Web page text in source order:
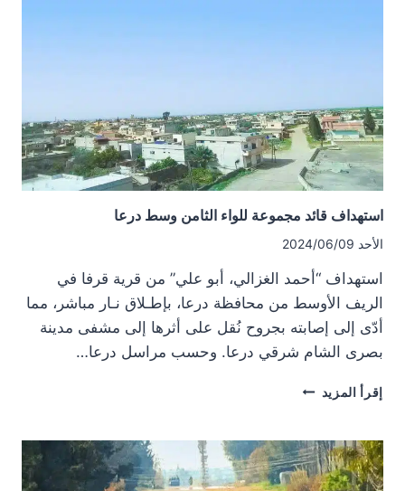
استهداف قائد مجموعة للواء الثامن وسط درعا
الأحد 2024/06/09
استهداف “أحمد الغزالي، أبو علي” من قرية قرفا في
الريف الأوسط من محافظة درعا، بإطـلاق نـار مباشر، مما
أدّى إلى إصابته بجروح نُقل على أثرها إلى مشفى مدينة
بصرى الشام شرقي درعا. وحسب مراسل درعا…
إقرأ المزيد استهداف
للواء
الثامن
وسط